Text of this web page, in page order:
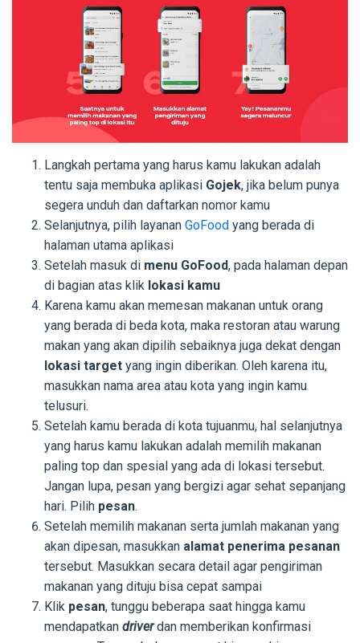
Langkah pertama yang harus kamu lakukan adalah
tentu saja membuka aplikasi Gojek, jika belum punya
segera unduh dan daftarkan nomor kamu
Selanjutnya, pilih layanan GoFood yang berada di
halaman utama aplikasi
Setelah masuk di menu GoFood, pada halaman depan
di bagian atas klik lokasi kamu
Karena kamu akan memesan makanan untuk orang
yang berada di beda kota, maka restoran atau warung
makan yang akan dipilih sebaiknya juga dekat dengan
lokasi target yang ingin diberikan. Oleh karena itu,
masukkan nama area atau kota yang ingin kamu
telusuri.
Setelah kamu berada di kota tujuanmu, hal selanjutnya
yang harus kamu lakukan adalah memilih makanan
paling top dan spesial yang ada di lokasi tersebut.
Jangan lupa, pesan yang bergizi agar sehat sepanjang
hari. Pilih pesan.
Setelah memilih makanan serta jumlah makanan yang
akan dipesan, masukkan alamat penerima pesanan
tersebut. Masukkan secara detail agar pengiriman
makanan yang dituju bisa cepat sampai
Klik pesan, tunggu beberapa saat hingga kamu
mendapatkan driverdan memberikan konfirmasi